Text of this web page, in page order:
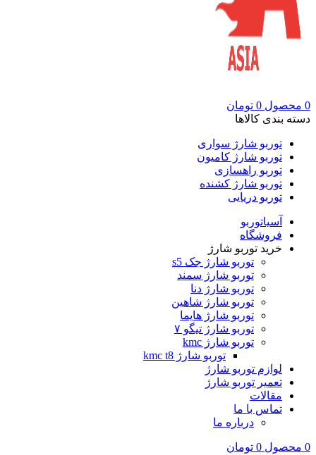
0 محصول 0 تومان
دسته بندی کالاها
توربو شارژ سواری
توربو شارژ کامیون
توربو راهسازی
توربو شارژ کشنده
توربو دریایی
آسیاتوربو
فروشگاه
خرید توربو شارژ
توربو شارژ جک s5
توربو شارژ سمند
توربو شارژ دنا
توربو شارژ شاهین
توربو شارژ هایما
توربو شارژ تیگو ۷
توربو شارژ kmc
توربو شارژ kmc t8
لوازم توربو شارژ
تعمیر توربو شارژ
مقالات
تماس با ما
درباره ما
0 محصول 0 تومان